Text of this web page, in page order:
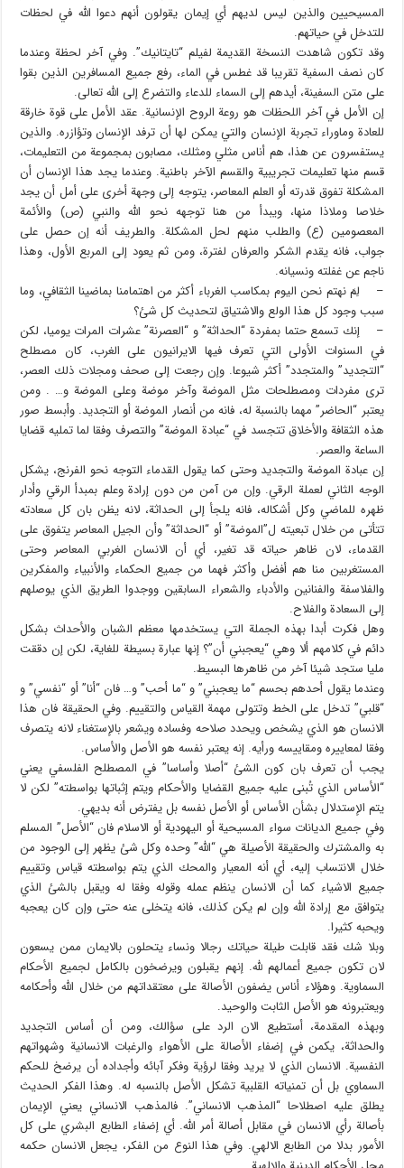
المسيحيين والذين ليس لديهم أي إيمان يقولون أنهم دعوا الله في لحظات
للتدخل في حياتهم.
وقد تكون شاهدت النسخة القديمة لفيلم “تايتانيك”. وفي آخر لحظة وعندما
كان نصف السفية تقريبا قد غطس في الماء، رفع جميع المسافرين الذين بقوا
على متن السفينة، أيدهم إلى السماء للدعاء والتضرع إلى الله تعالى.
إن الأمل في آخر اللحظات هو روعة الروح الإنسانية. عقد الأمل على قوة خارقة
للعادة وماوراء تجربة الإنسان والتي يمكن لها أن ترفد الإنسان وتؤازره. والذين
يستفسرون عن هذا، هم أناس مثلي ومثلك، مصابون بمجموعة من التعليمات،
قسم منها تعليمات تجريبية والقسم الآخر باطنية. وعندما يجد هذا الإنسان أن
المشكلة تفوق قدرته أو العلم المعاصر، يتوجه إلى وجهة أخرى على أمل أن يجد
خلاصا وملاذا منها، ويبدأ من هنا توجهه نحو الله والنبي (ص) والأئمة
المعصومين (ع) والطلب منهم لحل المشكلة. والطريف أنه إن حصل على
جواب، فانه يقدم الشكر والعرفان لفترة، ومن ثم يعود إلى المربع الأول، وهذا
ناجم عن غفلته ونسيانه.
– لِمَ نهتم نحن اليوم بمكاسب الغرباء أكثر من اهتمامنا بماضينا الثقافي، وما
سبب وجود كل هذا الولع والاشتياق لتحديث كل شئ؟
– إنك تسمع حتما بمفردة “الحداثة” و “العصرنة” عشرات المرات يوميا، لكن
في السنوات الأولى التي تعرف فيها الايرانيون على الغرب، كان مصطلح
“التجديد” والمتجدد” أكثر شيوعا. وإن رجعت إلى صحف ومجلات ذلك العصر،
ترى مفردات ومصطلحات مثل الموضة وآخر موضة وعلى الموضة و… . ومن
يعتبر “الحاضر” مهما بالنسبة له، فانه من أنصار الموضة أو التجديد. وأبسط صور
هذه الثقافة والأخلاق تتجسد في “عبادة الموضة” والتصرف وفقا لما تمليه قضايا
الساعة والعصر.
إن عبادة الموضة والتجديد وحتى كما يقول القدماء التوجه نحو الفرنج، يشكل
الوجه الثاني لعملة الرقي. وإن من آمن من دون إرادة وعلم بمبدأ الرقي وأدار
ظهره للماضي وكل أشكاله، فانه يلجأ إلى الحداثة، لانه يظن بان كل سعادته
تتأتى من خلال تبعيته ل”الموضة” أو “الحداثة” وأن الجيل المعاصر يتفوق على
القدماء، لان ظاهر حياته قد تغير، أي أن الانسان الغربي المعاصر وحتى
المستغربين منا هم أفضل وأكثر فهما من جميع الحكماء والأنبياء والمفكرين
والفلاسفة والفنانين والأدباء والشعراء السابقين ووجدوا الطريق الذي يوصلهم
إلى السعادة والفلاح.
وهل فكرت أبدا بهذه الجملة التي يستخدمها معظم الشبان والأحداث بشكل
دائم في كلامهم ألا وهي “يعجبني أن”؟ إنها عبارة بسيطة للغاية، لكن إن دققت
مليا ستجد شيئا آخر من ظاهرها البسيط.
وعندما يقول أحدهم بحسم “ما يعجبني” و “ما أحب” و… فان “أنا” أو “نفسي” و
“قلبي” تدخل على الخط وتتولى مهمة القياس والتقييم. وفي الحقيقة فان هذا
الانسان هو الذي يشخص ويحدد صلاحه وفساده ويشعر بالإستغناء لانه يتصرف
وفقا لمعاييره ومقاييسه ورأيه. إنه يعتبر نفسه هو الأصل والأساس.
يجب أن تعرف بان كون الشئ “أصلا وأساسا” في المصطلح الفلسفي يعني
“الأساس الذي تُبنى عليه جميع القضايا والأحكام ويتم إثباتها بواسطته” لكن لا
يتم الإستدلال بشأن الأساس أو الأصل نفسه بل يفترض أنه بديهي.
وفي جميع الديانات سواء المسيحية أو اليهودية أو الاسلام فان “الأصل” المسلم
به والمشترك والحقيقة الأصيلة هي “الله” وحده وكل شئ يظهر إلى الوجود من
خلال الانتساب إليه، أي أنه المعيار والمحك الذي يتم بواسطته قياس وتقييم
جميع الاشياء كما أن الانسان ينظم عمله وقوله وفقا له ويقبل بالشئ الذي
يتوافق مع إرادة الله وإن لم يكن كذلك، فانه يتخلى عنه حتى وإن كان يعجبه
ويحبه كثيرا.
وبلا شك فقد قابلت طيلة حياتك رجالا ونساء يتحلون بالايمان ممن يسعون
لان تكون جميع أعمالهم لله. إنهم يقبلون ويرضخون بالكامل لجميع الأحكام
السماوية. وهؤلاء أناس يضفون الأصالة على معتقداتهم من خلال الله وأحكامه
ويعتبرونه هو الأصل الثابت والوحيد.
وبهذه المقدمة، أستطيع الان الرد على سؤالك، ومن أن أساس التجديد
والحداثة، يكمن في إضفاء الأصالة على الأهواء والرغبات الانسانية وشهواتهم
النفسية. الانسان الذي لا يريد وفقا لرؤية وفكر آبائه وأجداده أن يرضخ للحكم
السماوي بل أن تمنياته القلبية تشكل الأصل بالنسبه له. وهذا الفكر الحديث
يطلق عليه اصطلاحا “المذهب الانساني”. فالمذهب الانساني يعني الإيمان
بأصالة رأي الانسان في مقابل أصالة أمر الله. أي إضفاء الطابع البشري على كل
الأمور بدلا من الطابع الالهي. وفي هذا النوع من الفكر، يجعل الانسان حكمه